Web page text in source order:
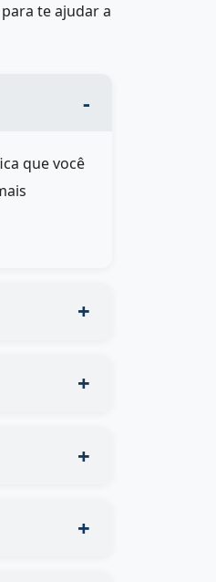
te ajudar a
que você